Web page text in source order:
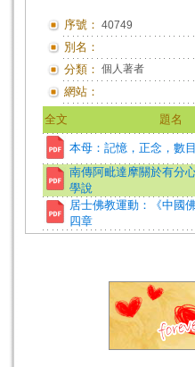
序號： 40749
別名：
分類： 個人著者
網站：
全文 題名
本母：記憶，正念，數
南傳阿毗達摩關於有分
學說
居士佛教運動：《中國
四章